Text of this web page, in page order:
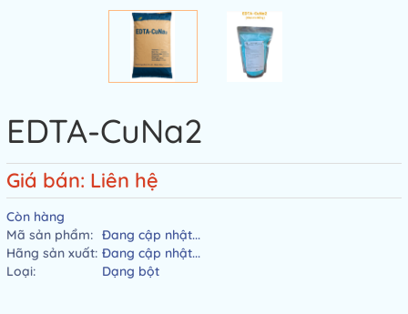
EDTA-CuNa2
Giá bán: Liên hệ
Còn hàng
Mã sản phẩm: Đang cập nhật...
Hãng sản xuất: Đang cập nhật...
Loại:
Dạng bột